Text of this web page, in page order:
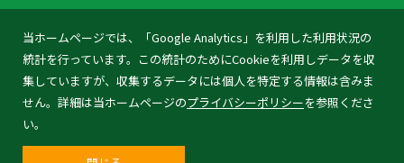
当ホームページでは、「Google Analytics」を利用した利用状況の
統計を行っています。この統計のためにCookieを利用しデータを収
集していますが、収集するデータには個人を特定する情報は含みま
せん。詳細は当ホームページのプライバシーポリシーを参照くださ
い。